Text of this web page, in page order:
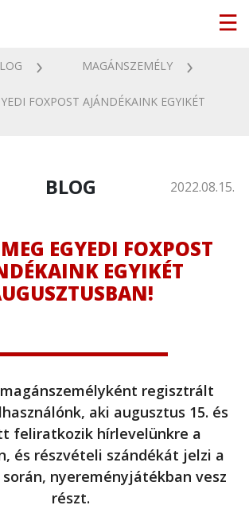
MAGÁNSZEMÉLY
FOXPOST AJÁNDÉKAINK EGYIKÉT
BLOG 2022.08.15.
EGYEDI FOXPOST
EGYIKÉT
regisztrált
aki augusztus 15. és
feliratkozik hírlevelünkre a
és részvételi szándékát jelzi a
nyereményjátékban vesz
részt.